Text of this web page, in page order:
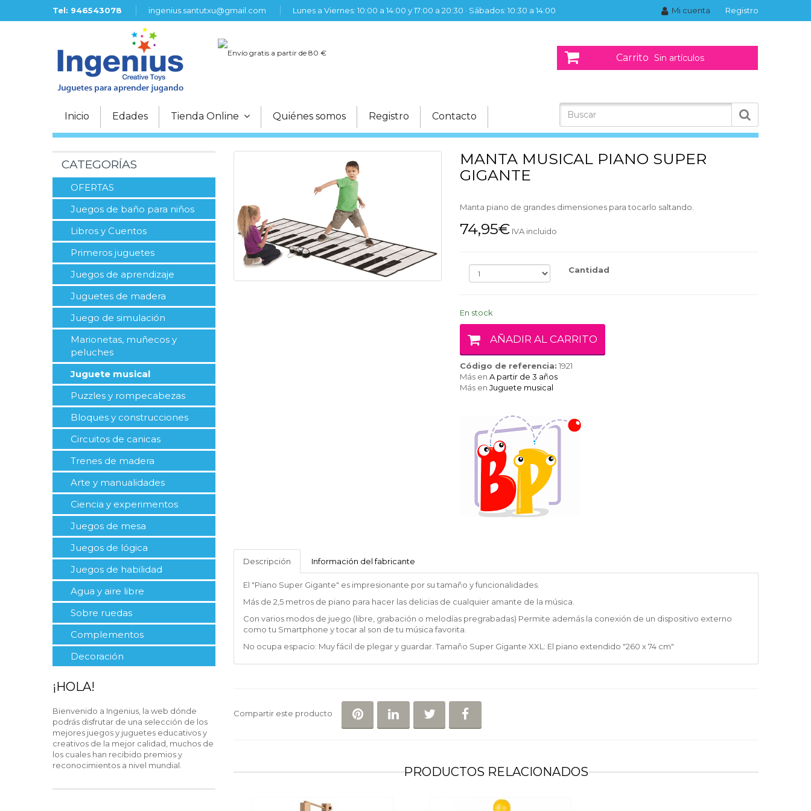
Tel: 946543078 ingenius.santutxu@gmail.com Lunes a Viernes: 10:00 a 14:00 y 17:00 a 20:30 · Sábados: 10:30 a 14:00 Registro
Mi cuenta
Inicio Edades Tienda Online Quiénes somos Registro Contacto
Envío gratis a partir de 80 € Carrito Sin artículos
MANTA MUSICAL PIANO SUPER
GIGANTE
Manta piano de grandes dimensiones para tocarlo saltando.
74,95€ IVA incluido
Cantidad
En stock
AÑADIR AL CARRITO
Código de referencia: 1921
Más en A partir de 3 años
Más en Juguete musical
Descripción Información del fabricante
El "Piano Super Gigante" es impresionante por su tamaño y funcionalidades.
Más de 2,5 metros de piano para hacer las delicias de cualquier amante de la música.
Con varios modos de juego (libre, grabación o melodías pregrabadas) Permite además la conexión de un dispositivo externo
como tu Smartphone y tocar al son de tu música favorita.
No ocupa espacio: Muy fácil de plegar y guardar. Tamaño Super Gigante XXL: El piano extendido "260 x 74 cm"
Compartir este producto COMPARTIR EN PINTEREST
COMPARTIR EN LINKEDIN
COMPARTIR EN TWITTER
PRODUCTOS RELACIONADOS
CATEGORÍAS
OFERTAS
Juegos de baño para niños
Libros y Cuentos
Primeros juguetes
Juegos de aprendizaje
Juguetes de madera
Juego de simulación
Marionetas, muñecos y
peluches
Juguete musical
Puzzles y rompecabezas
Bloques y construcciones
Circuitos de canicas
Trenes de madera
Arte y manualidades
Ciencia y experimentos
Juegos de mesa
Juegos de lógica
Juegos de habilidad
Agua y aire libre
Sobre ruedas
Complementos
Decoración
¡HOLA!
Bienvenido a Ingenius, la web dónde
podrás disfrutar de una selección de los
mejores juegos y juguetes educativos y
creativos de la mejor calidad, muchos de
los cuales han recibido premios y
reconocimientos a nivel mundial.